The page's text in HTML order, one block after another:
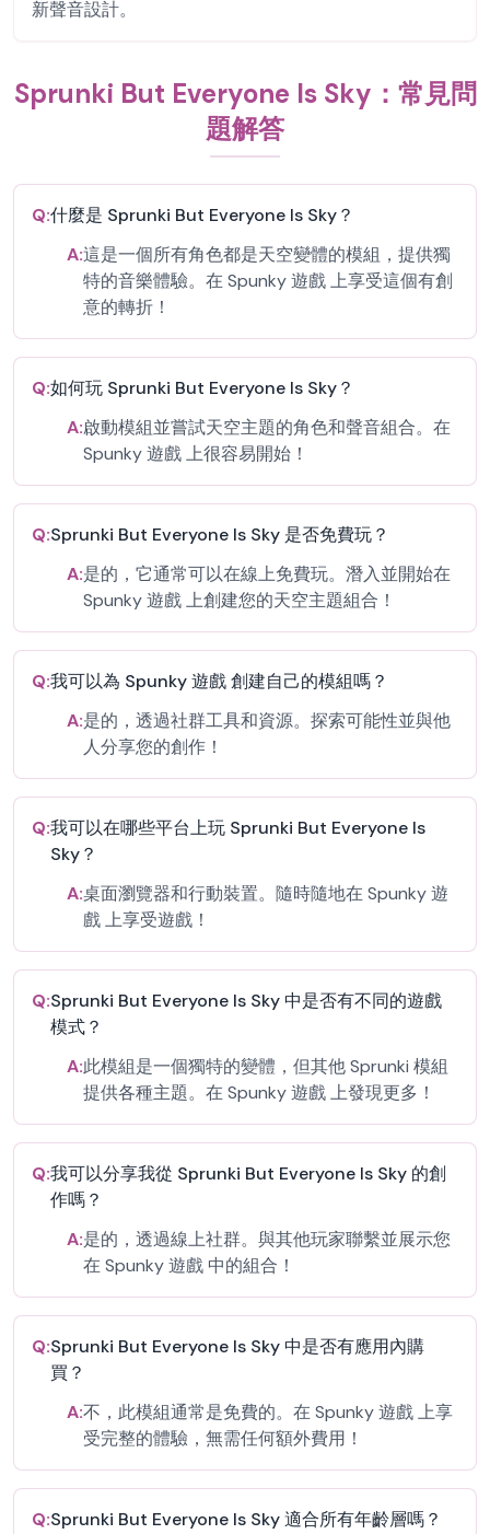
新聲音設計。
Sprunki But Everyone Is Sky：常見問
題解答
Q:什麼是 Sprunki But Everyone Is Sky？
A:這是一個所有角色都是天空變體的模組，提供獨
特的音樂體驗。在 Spunky 遊戲 上享受這個有創
意的轉折！
Q:如何玩 Sprunki But Everyone Is Sky？
A:啟動模組並嘗試天空主題的角色和聲音組合。在
Spunky 遊戲 上很容易開始！
Q:Sprunki But Everyone Is Sky 是否免費玩？
A:是的，它通常可以在線上免費玩。潛入並開始在
Spunky 遊戲 上創建您的天空主題組合！
Q:我可以為 Spunky 遊戲 創建自己的模組嗎？
A:是的，透過社群工具和資源。探索可能性並與他
人分享您的創作！
Q:我可以在哪些平台上玩 Sprunki But Everyone Is
Sky？
A:桌面瀏覽器和行動裝置。隨時隨地在 Spunky 遊
戲 上享受遊戲！
Q:Sprunki But Everyone Is Sky 中是否有不同的遊戲
模式？
A:此模組是一個獨特的變體，但其他 Sprunki 模組
提供各種主題。在 Spunky 遊戲 上發現更多！
Q:我可以分享我從 Sprunki But Everyone Is Sky 的創
作嗎？
A:是的，透過線上社群。與其他玩家聯繫並展示您
在 Spunky 遊戲 中的組合！
Q:Sprunki But Everyone Is Sky 中是否有應用內購
買？
A:不，此模組通常是免費的。在 Spunky 遊戲 上享
受完整的體驗，無需任何額外費用！
Q:Sprunki But Everyone Is Sky 適合所有年齡層嗎？